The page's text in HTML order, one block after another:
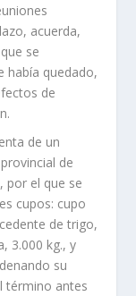
acuerda,
se
había quedado,
de
de un
de
por el que se
cupos: cupo
de trigo,
3.000 kg., y
su
término antes